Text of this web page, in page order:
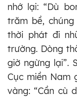
nhớ lại: “Dù
trăm bề,
thời phát đi
trường. Dòng
giờ ngừng lại”.
Cục miền Nam
vàng: “Cần cù